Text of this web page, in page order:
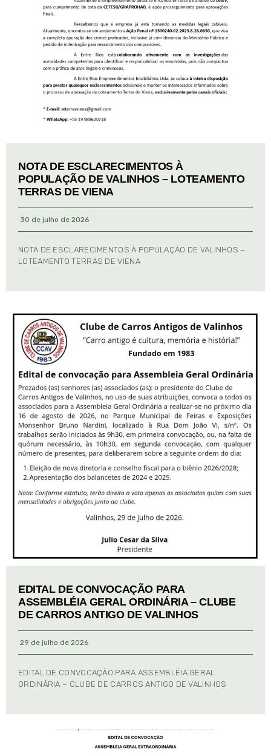
NOTA DE ESCLARECIMENTOS À
POPULAÇÃO DE VALINHOS – LOTEAMENTO
TERRAS DE VIENA
30 de julho de 2026
NOTA DE ESCLARECIMENTOS À POPULAÇÃO DE VALINHOS –
LOTEAMENTO TERRAS DE VIENA
EDITAL DE CONVOCAÇÃO PARA
ASSEMBLÉIA GERAL ORDINÁRIA – CLUBE
DE CARROS ANTIGO DE VALINHOS
29 de julho de 2026
EDITAL DE CONVOCAÇÃO PARA ASSEMBLÉIA GERAL
ORDINÁRIA – CLUBE DE CARROS ANTIGO DE VALINHOS